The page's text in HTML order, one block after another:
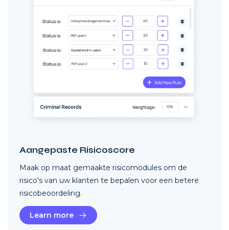
Aangepaste Risicoscore
Maak op maat gemaakte risicomodules om de
risico's van uw klanten te bepalen voor een betere
risicobeoordeling.
Learn more